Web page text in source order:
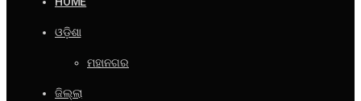
ଓଡ଼ିଶା
ମହାନଗର
ଜିଲ୍ଲା